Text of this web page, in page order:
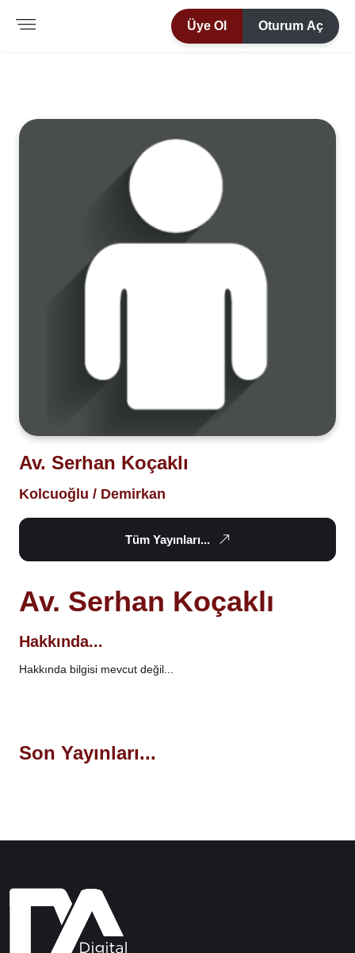
Üye Ol Oturum Aç
Av. Serhan Koçaklı
Kolcuoğlu / Demirkan
Tüm Yayınları...
Av. Serhan Koçaklı
Hakkında...
Hakkında bilgisi mevcut değil...
Son Yayınları...